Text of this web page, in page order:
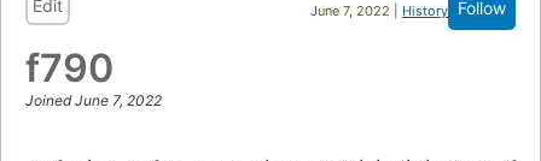
Follow
June 7, 2022 | History
Edit
f790
Joined June 7, 2022